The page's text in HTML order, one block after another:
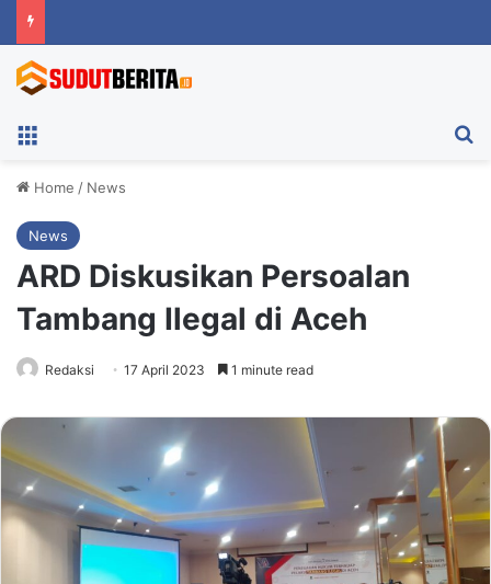
Home / News
News
ARD Diskusikan Persoalan
Tambang Ilegal di Aceh
Redaksi 17 April 2023 1 minute read